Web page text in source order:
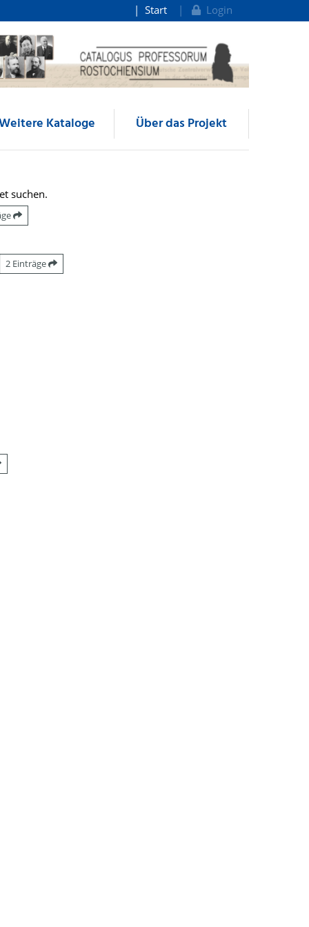
Start Login
Kataloge Über das Projekt
suchen.
2 Einträge